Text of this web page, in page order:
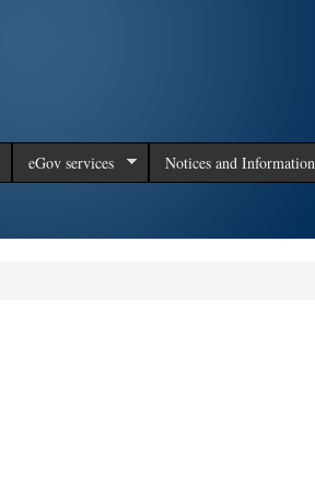
eGov services Notices and Information